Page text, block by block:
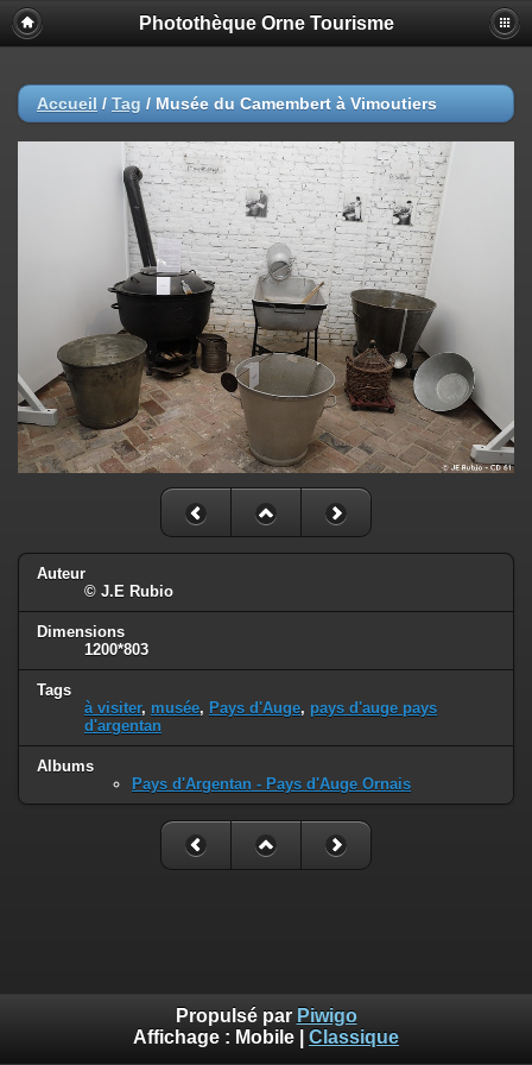
Photothèque Orne Tourisme
Accueil / Tag / Musée du Camembert à Vimoutiers
Auteur
© J.E Rubio
Dimensions
1200*803
Tags
à visiter, musée, Pays d'Auge, pays d'auge pays
d'argentan
Albums
Pays d'Argentan - Pays d'Auge Ornais
Propulsé par Piwigo
Affichage : Mobile Classique